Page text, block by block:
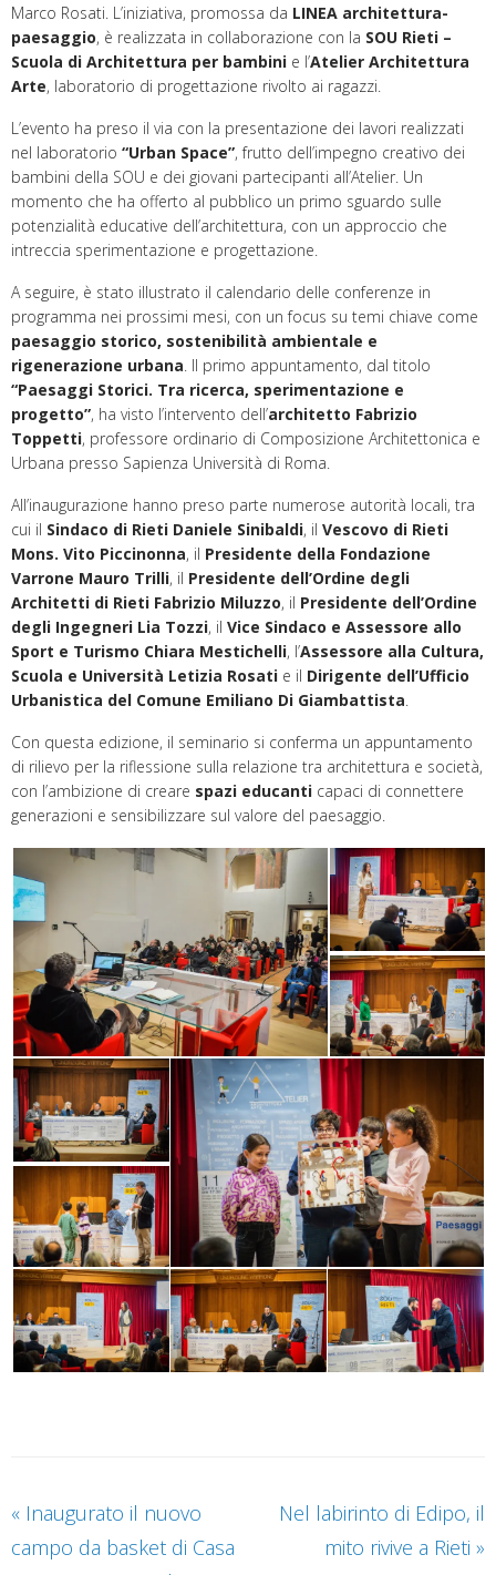
Marco Rosati. L’iniziativa, promossa da LINEA architettura-
paesaggio, è realizzata in collaborazione con la SOU Rieti –
Scuola di Architettura per bambini e l’Atelier Architettura
Arte, laboratorio di progettazione rivolto ai ragazzi.
L’evento ha preso il via con la presentazione dei lavori realizzati
nel laboratorio “Urban Space”, frutto dell’impegno creativo dei
bambini della SOU e dei giovani partecipanti all’Atelier. Un
momento che ha offerto al pubblico un primo sguardo sulle
potenzialità educative dell’architettura, con un approccio che
intreccia sperimentazione e progettazione.
A seguire, è stato illustrato il calendario delle conferenze in
programma nei prossimi mesi, con un focus su temi chiave come
paesaggio storico, sostenibilità ambientale e
rigenerazione urbana. Il primo appuntamento, dal titolo
“Paesaggi Storici. Tra ricerca, sperimentazione e
progetto”, ha visto l’intervento dell’architetto Fabrizio
Toppetti, professore ordinario di Composizione Architettonica e
Urbana presso Sapienza Università di Roma.
All’inaugurazione hanno preso parte numerose autorità locali, tra
cui il Sindaco di Rieti Daniele Sinibaldi, il Vescovo di Rieti
Mons. Vito Piccinonna, il Presidente della Fondazione
Varrone Mauro Trilli, il Presidente dell’Ordine degli
Architetti di Rieti Fabrizio Miluzzo, il Presidente dell’Ordine
degli Ingegneri Lia Tozzi, il Vice Sindaco e Assessore allo
Sport e Turismo Chiara Mestichelli, l’Assessore alla Cultura,
Scuola e Università Letizia Rosati e il Dirigente dell’Ufficio
Urbanistica del Comune Emiliano Di Giambattista.
Con questa edizione, il seminario si conferma un appuntamento
di rilievo per la riflessione sulla relazione tra architettura e società,
con l’ambizione di creare spazi educanti capaci di connettere
generazioni e sensibilizzare sul valore del paesaggio.
« Inaugurato il nuovo
campo da basket di Casa
Nel labirinto di Edipo, il
mito rivive a Rieti »